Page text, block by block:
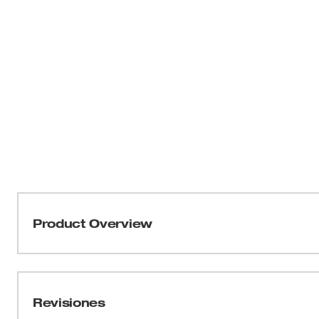
Product Overview
articulaciones de las tuberías en los talleres de
Revisiones